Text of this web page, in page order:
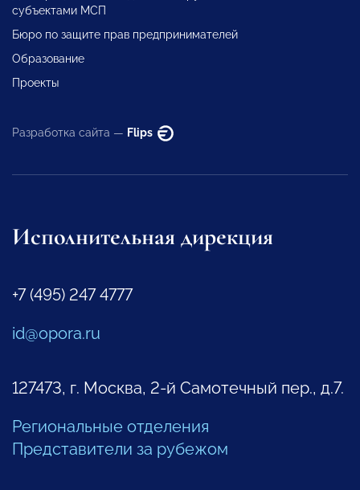
субъектами МСП
Бюро по защите прав предпринимателей
Образование
Проекты
Разработка сайта — Flips
Исполнительная дирекция
+7 (495) 247 4777
id@opora.ru
127473, г. Москва, 2-й Самотечный пер., д.7.
Региональные отделения
Представители за рубежом